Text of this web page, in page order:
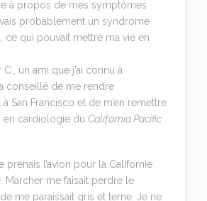
à propos de mes symptômes
probablement un syndrome
ce qui pouvait mettre ma vie en
C., un ami que j’ai connu à
conseillé de me rendre
San Francisco et de m’en remettre
en cardiologie duCalifornia Pacific
prenais l’avion pour la Californie
Marcher me faisait perdre le
me paraissait gris et terne. Je ne